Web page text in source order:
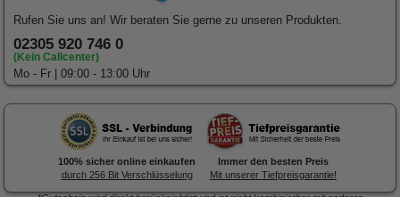
Rufen Sie uns an! Wir beraten Sie gerne zu unseren Produkten.
02305 920 746 0
(Kein Callcenter)
Mo - Fr | 09:00 - 13:00 Uhr
100% sicher online einkaufen
durch 256 Bit Verschlüsselung
Immer den besten Preis
Mit unserer Tiefpreisgarantie!